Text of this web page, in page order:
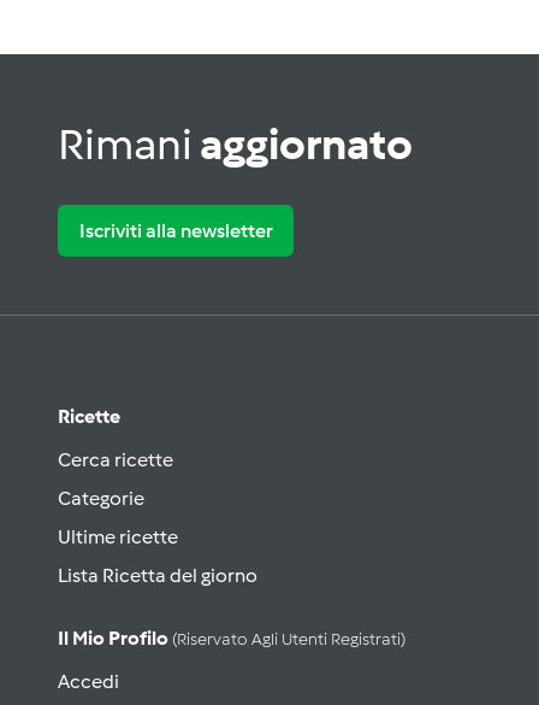
Rimani aggiornato
Iscriviti alla newsletter
Ricette
Cerca ricette
Categorie
Ultime ricette
Lista Ricetta del giorno
Il Mio Profilo (riservato Agli Utenti Registrati)
Accedi